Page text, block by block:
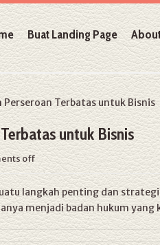
Buat Landing Page
Terbatas untuk Bisnis
untuk Bisnis
off
langkah penting dan
menjadi badan hukum yang